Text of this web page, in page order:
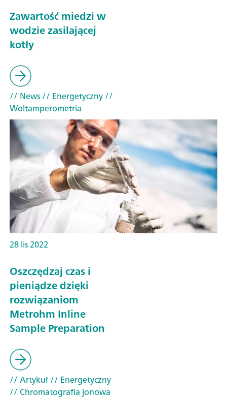
Zawartość miedzi w
wodzie zasilającej
kotły
// News// Energetyczny//
Woltamperometria
28 lis 2022
Oszczędzaj czas i
pieniądze dzięki
rozwiązaniom
Metrohm Inline
Sample Preparation
// Artykuł// Energetyczny
// Chromatografia jonowa